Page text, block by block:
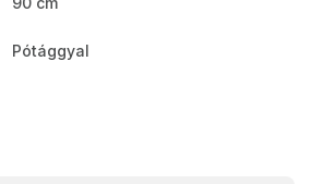
Pótággyal